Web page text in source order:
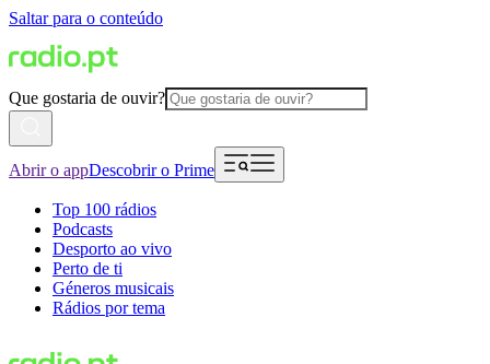
Saltar para o conteúdo
Que gostaria de ouvir?
Abrir o appDescobrir o Prime
Top 100 rádios
Podcasts
Desporto ao vivo
Perto de ti
Géneros musicais
Rádios por tema